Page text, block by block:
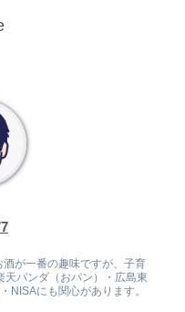
が一番の趣味ですが、子育
天パンダ（おパン）・広島東
NISAにも関心があります。